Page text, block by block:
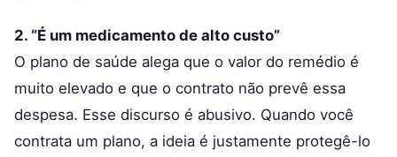
2. “É um medicamento de alto custo”
O plano de saúde alega que o valor do remédio é
muito elevado e que o contrato não prevê essa
despesa. Esse discurso é abusivo. Quando você
contrata um plano, a ideia é justamente protegê-lo